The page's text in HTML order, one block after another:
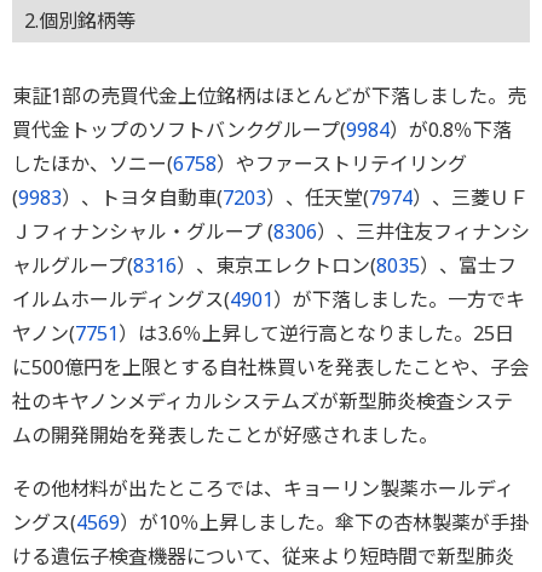
2.個別銘柄等
東証1部の売買代金上位銘柄はほとんどが下落しました。売
買代金トップのソフトバンクグループ(9984）が0.8％下落
したほか、ソニー(6758）やファーストリテイリング
(9983）、トヨタ自動車(7203）、任天堂(7974）、三菱ＵＦ
Ｊフィナンシャル・グループ (8306）、三井住友フィナンシ
ャルグループ(8316）、東京エレクトロン(8035）、富士フ
イルムホールディングス(4901）が下落しました。一方でキ
ヤノン(7751）は3.6％上昇して逆行高となりました。25日
に500億円を上限とする自社株買いを発表したことや、子会
社のキヤノンメディカルシステムズが新型肺炎検査システ
ムの開発開始を発表したことが好感されました。
その他材料が出たところでは、キョーリン製薬ホールディ
ングス(4569）が10％上昇しました。傘下の杏林製薬が手掛
ける遺伝子検査機器について、従来より短時間で新型肺炎